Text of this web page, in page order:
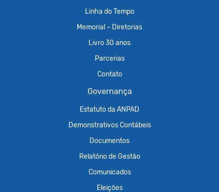
Linha do Tempo
Memorial – Diretorias
Livro 30 anos
Parcerias
Contato
Governança
Estatuto da ANPAD
Demonstrativos Contábeis
Documentos
Relatório de Gestão
Comunicados
Eleições